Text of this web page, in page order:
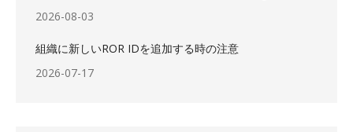
2026-08-03
組織に新しいROR IDを追加する時の注意
2026-07-17